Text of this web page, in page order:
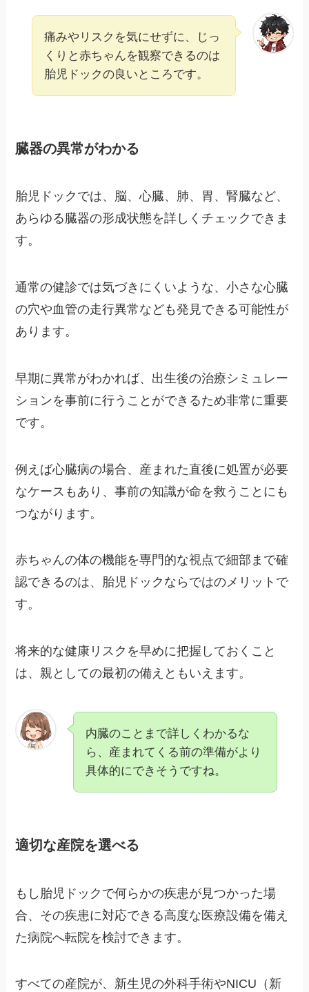
痛みやリスクを気にせずに、じっ
くりと赤ちゃんを観察できるのは
胎児ドックの良いところです。
臓器の異常がわかる
胎児ドックでは、脳、心臓、肺、胃、腎臓など、
あらゆる臓器の形成状態を詳しくチェックできま
す。
通常の健診では気づきにくいような、小さな心臓
の穴や血管の走行異常なども発見できる可能性が
あります。
早期に異常がわかれば、出生後の治療シミュレー
ションを事前に行うことができるため非常に重要
です。
例えば心臓病の場合、産まれた直後に処置が必要
なケースもあり、事前の知識が命を救うことにも
つながります。
赤ちゃんの体の機能を専門的な視点で細部まで確
認できるのは、胎児ドックならではのメリットで
す。
将来的な健康リスクを早めに把握しておくこと
は、親としての最初の備えともいえます。
内臓のことまで詳しくわかるな
ら、産まれてくる前の準備がより
具体的にできそうですね。
適切な産院を選べる
もし胎児ドックで何らかの疾患が見つかった場
合、その疾患に対応できる高度な医療設備を備え
た病院へ転院を検討できます。
すべての産院が、新生児の外科手術やNICU（新